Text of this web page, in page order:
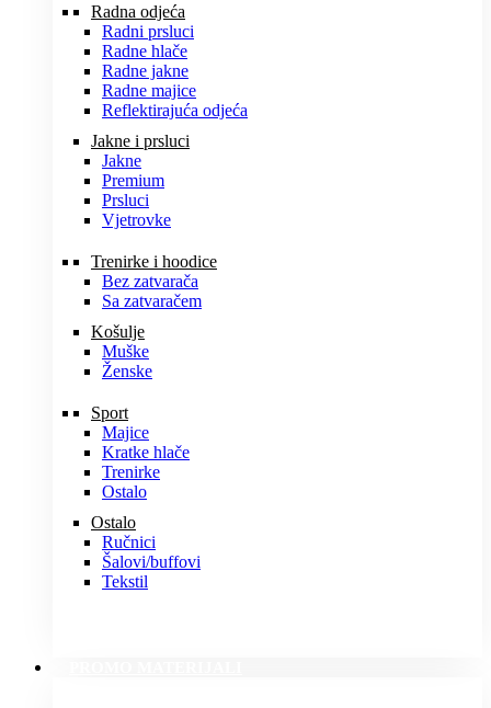
Radna odjeća
Radni prsluci
Radne hlače
Radne jakne
Radne majice
Reflektirajuća odjeća
Jakne i prsluci
Jakne
Premium
Prsluci
Vjetrovke
Trenirke i hoodice
Bez zatvarača
Sa zatvaračem
Košulje
Muške
Ženske
Sport
Majice
Kratke hlače
Trenirke
Ostalo
Ostalo
Ručnici
Šalovi/buffovi
Tekstil